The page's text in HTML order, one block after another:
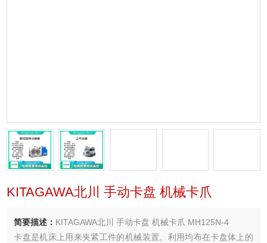
KITAGAWA北川 手动卡盘 机械卡爪
简要描述： KITAGAWA北川 手动卡盘 机械卡爪 MH125N-4
卡盘是机床上用来夹紧工件的机械装置。利用均布在卡盘体上的